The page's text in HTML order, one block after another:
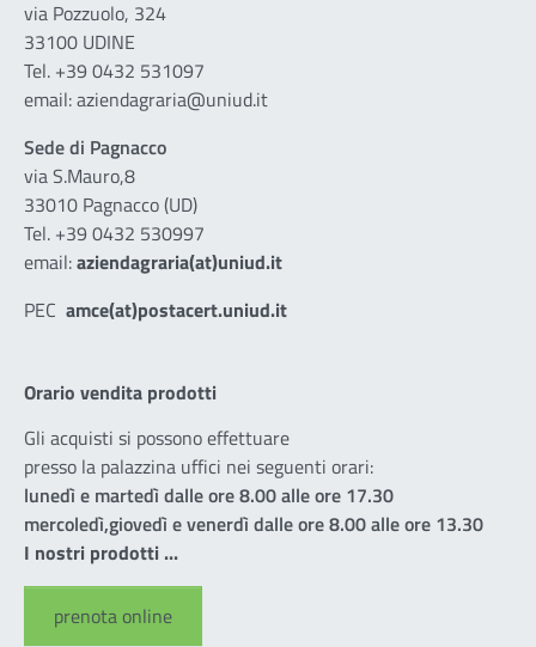
via Pozzuolo, 324
33100 UDINE
Tel. +39 0432 531097
email: aziendagraria@uniud.it
Sede di Pagnacco
via S.Mauro,8
33010 Pagnacco (UD)
Tel. +39 0432 530997
email:aziendagraria(at)uniud.it
PECamce(at)postacert.uniud.it
Orario vendita prodotti
Gli acquisti si possono effettuare
presso la palazzina uffici nei seguenti orari:
lunedì e martedì dalle ore 8.00 alle ore 17.30
mercoledì,giovedì e venerdì dalle ore 8.00 alle ore 13.30
I nostri prodotti ...
prenota online